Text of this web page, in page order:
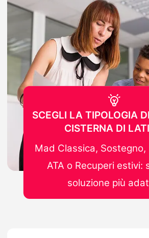
SCEGLI LA TIPOLOGIA
CISTERNA DI
Mad Classica, Sostegno,
ATA o Recuperi estivi:
soluzione più